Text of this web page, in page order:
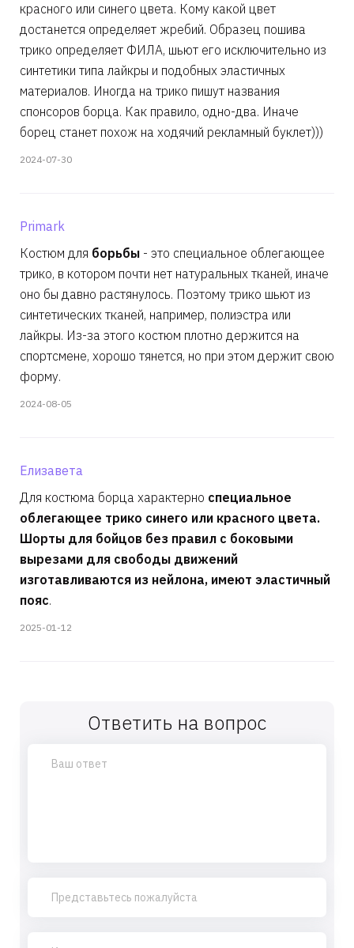
красного или синего цвета. Кому какой цвет
достанется определяет жребий. Образец пошива
трико определяет ФИЛА, шьют его исключительно из
синтетики типа лайкры и подобных эластичных
материалов. Иногда на трико пишут названия
спонсоров борца. Как правило, одно-два. Иначе
борец станет похож на ходячий рекламный буклет)))
2024-07-30
Primark
Костюм для борьбы - это специальное облегающее
трико, в котором почти нет натуральных тканей, иначе
оно бы давно растянулось. Поэтому трико шьют из
синтетических тканей, например, полиэстра или
лайкры. Из-за этого костюм плотно держится на
спортсмене, хорошо тянется, но при этом держит свою
форму.
2024-08-05
Елизавета
Для костюма борца характерно специальное
облегающее трико синего или красного цвета.
Шорты для бойцов без правил с боковыми
вырезами для свободы движений
изготавливаются из нейлона, имеют эластичный
пояс.
2025-01-12
Ответить на вопрос